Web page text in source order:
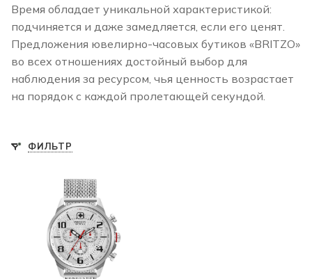
Время обладает уникальной характеристикой:
подчиняется и даже замедляется, если его ценят.
Предложения ювелирно-часовых бутиков «BRITZO»
во всех отношениях достойный выбор для
наблюдения за ресурсом, чья ценность возрастает
на порядок с каждой пролетающей секундой.
ФИЛЬТР